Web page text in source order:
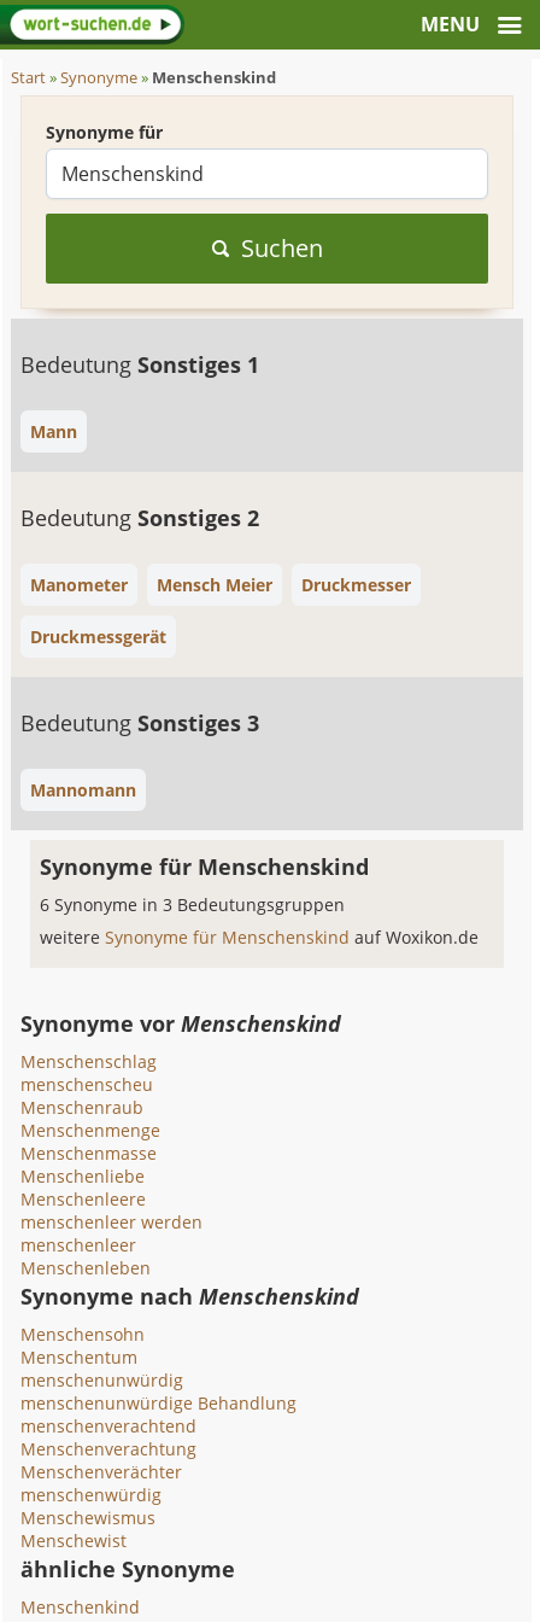
Start»Synonyme» Menschenskind
Synonyme für
Suchen
BedeutungSonstiges 1
Mann
BedeutungSonstiges 2
Manometer Mensch Meier Druckmesser
Druckmessgerät
BedeutungSonstiges 3
Mannomann
Synonyme für Menschenskind
6 Synonyme in 3 Bedeutungsgruppen
weitereSynonyme für Menschenskindauf Woxikon.de
Synonyme vorMenschenskind
Menschenschlag
menschenscheu
Menschenraub
Menschenmenge
Menschenmasse
Menschenliebe
Menschenleere
menschenleer werden
menschenleer
Menschenleben
Synonyme nachMenschenskind
Menschensohn
Menschentum
menschenunwürdig
menschenunwürdige Behandlung
menschenverachtend
Menschenverachtung
Menschenverächter
menschenwürdig
Menschewismus
Menschewist
ähnliche Synonyme
Menschenkind